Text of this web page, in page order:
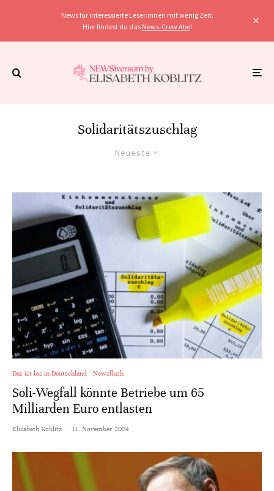
News für interessierte Leser:innen mit wenig Zeit.
Hier findest du das News-Crew Abo!
Solidaritätszuschlag
Neueste
Das ist los in Deutschland Newsflash
Soli-Wegfall könnte Betriebe um 65
Milliarden Euro entlasten
Elisabeth Koblitz · 11. November 2024